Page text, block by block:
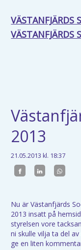
VÄSTANFJÄRDS
VÄSTANFJÄRDS
2013
21.05.2013kl. 18:37
Nu är Västanfjärds
2013 insatt på
styrelsen vore
ni skulle vilja ta del
ge en liten